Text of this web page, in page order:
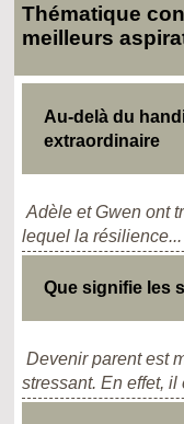
Thématique
meilleurs
Au-delà du
extraordinaire
Adèle et Gwen ont
lequel la résilience...
Que signifie les
Devenir parent est
stressant. En effet, il